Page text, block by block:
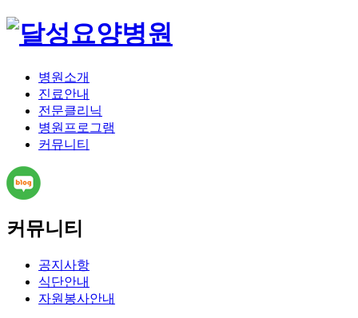
병원소개
진료안내
전문클리닉
병원프로그램
커뮤니티
커뮤니티
공지사항
식단안내
자원봉사안내